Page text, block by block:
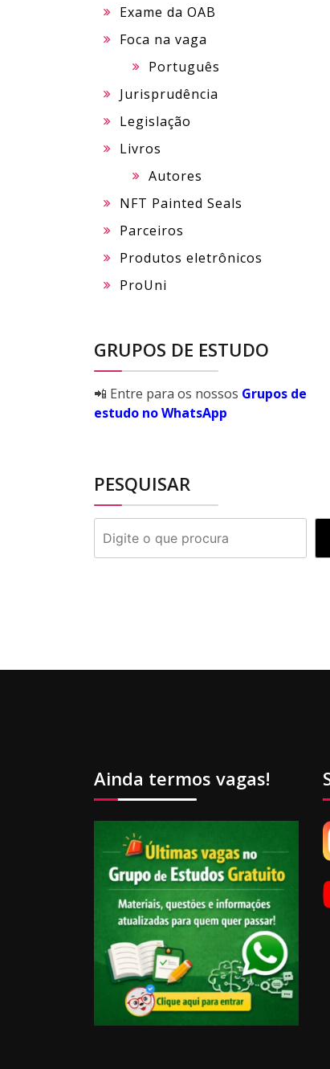
Exame da OAB
Foca na vaga
Português
Jurisprudência
Legislação
Livros
Autores
NFT Painted Seals
Parceiros
Produtos eletrônicos
ProUni
GRUPOS DE ESTUDO
📲 Entre para os nossos Grupos de
estudo no WhatsApp
PESQUISAR
PESQUISAR
Ainda termos vagas!